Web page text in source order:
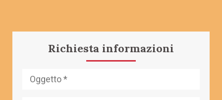
Richiesta informazioni